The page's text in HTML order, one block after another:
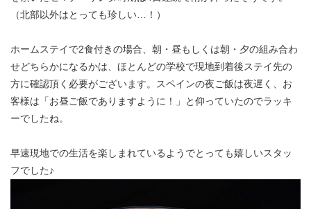
（北部以外はとっても珍しい…！）
ホームステイで2食付きの場合、朝・昼もしくは朝・夕の組み合わ
せどちらかになるかは、ほとんどの学校で現地到着後ステイ先の
方に確認頂く必要がございます。スペインの夜ご飯は夜遅く、お
客様は「お昼ご飯でありますように！」と仰っていたのでラッキ
ーでしたね。
早速現地での生活を楽しまれているようでとっても嬉しいスタッ
フでした♪